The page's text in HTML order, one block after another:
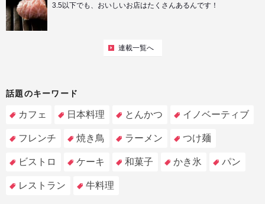
3.5以下でも、おいしいお店はたくさんあるんです！
連載一覧へ
話題のキーワード
カフェ 日本料理 とんかつ イノベーティブ
フレンチ 焼き鳥 ラーメン つけ麺
ビストロ ケーキ 和菓子 かき氷 パン
レストラン 牛料理